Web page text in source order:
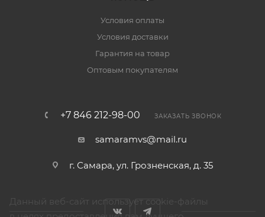
Условия оплаты
Условия доставки
Гарантия на товар
Оптовым покупателям
+7 846 212-98-00 ЗАКАЗАТЬ ЗВОНОК
samaramvs@mail.ru
г. Самара, ул. Грозненская, д. 35
Данный веб-сайт использует cookie-файлы